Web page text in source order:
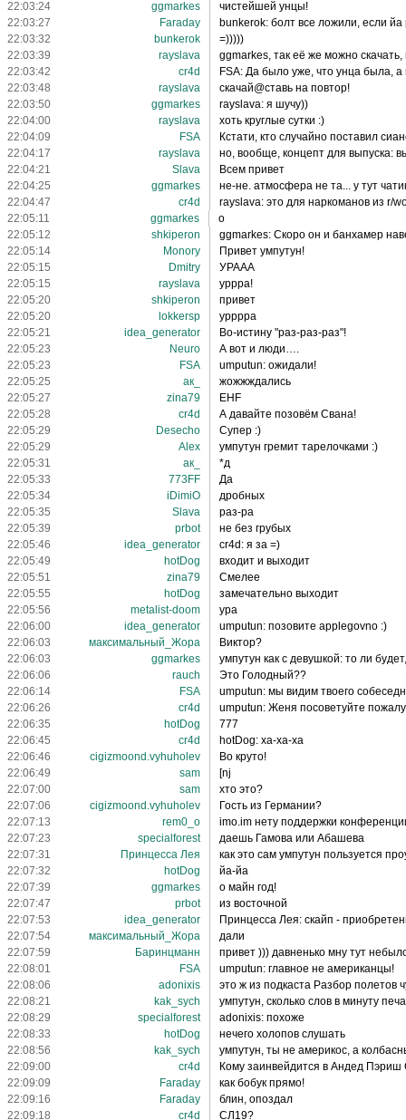
22:03:24
ggmarkes
чистейшей унцы!
22:03:27
Faraday
bunkerok: болт все ложили, если йа
22:03:32
bunkerok
=)))))
22:03:39
rayslava
ggmarkes, так её же можно скачать,
22:03:42
cr4d
FSA: Да было уже, что унца была,
22:03:48
rayslava
скачай@ставь на повтор!
22:03:50
ggmarkes
rayslava: я шучу))
22:04:00
rayslava
хоть круглые сутки :)
22:04:09
FSA
Кстати, кто случайно поставил
22:04:17
rayslava
но, вообще, концепт для выпуска:
22:04:21
Slava
Всем привет
22:04:25
ggmarkes
не-не. атмосфера не та... у тут
22:04:47
cr4d
rayslava: это для наркоманов из r/
22:05:11
ggmarkes
о
22:05:12
shkiperon
ggmarkes: Скоро он и банхамер
22:05:14
Monory
Привет умпутун!
22:05:15
Dmitry
УРААА
22:05:15
rayslava
уррра!
22:05:20
shkiperon
привет
22:05:20
lokkersp
урррра
22:05:21
idea_generator
Во-истину "раз-раз-раз"!
22:05:23
Neuro
А вот и люди….
22:05:23
FSA
umputun: ожидали!
22:05:25
ак_
жожжждались
22:05:27
zina79
EHF
22:05:28
cr4d
А давайте позовём Свана!
22:05:29
Desecho
Супер :)
22:05:29
Alex
умпутун гремит тарелочками :)
22:05:31
ак_
*д
22:05:33
773FF
Да
22:05:34
iDimiO
дробных
22:05:35
Slava
раз-ра
22:05:39
prbot
не без грубых
22:05:46
idea_generator
cr4d: я за =)
22:05:49
hotDog
входит и выходит
22:05:51
zina79
Смелее
22:05:55
hotDog
замечательно выходит
22:05:56
metalist-doom
ура
22:06:00
idea_generator
umputun: позовите applegovno :)
22:06:03
максимальный_Жора
Виктор?
22:06:03
ggmarkes
умпутун как с девушкой: то ли
22:06:06
rauch
Это Голодный??
22:06:14
FSA
umputun: мы видим твоего
22:06:26
cr4d
umputun: Женя посоветуйте
22:06:35
hotDog
777
22:06:45
cr4d
hotDog: ха-ха-ха
22:06:46
cigizmoond.vyhuholev
Во круто!
22:06:49
sam
[nj
22:07:00
sam
хто это?
22:07:06
cigizmoond.vyhuholev
Гость из Германии?
22:07:13
rem0_o
imo.im нету поддержки
22:07:23
specialforest
даешь Гамова или Абашева
22:07:31
Принцесса Лея
как это сам умпутун пользуется
22:07:32
hotDog
йа-йа
22:07:39
ggmarkes
о майн год!
22:07:47
prbot
из восточной
22:07:53
idea_generator
Принцесса Лея: скайп -
22:07:54
максимальный_Жора
дали
22:07:59
Баринцманн
привет ))) давненько мну тут
22:08:01
FSA
umputun: главное не американцы!
22:08:06
adonixis
это ж из подкаста Разбор полетов
22:08:21
kak_sych
умпутун, сколько слов в минуту
22:08:29
specialforest
adonixis: похоже
22:08:33
hotDog
нечего холопов слушать
22:08:56
kak_sych
умпутун, ты не америкос, а
22:09:00
cr4d
Кому заинвейдится в Андед
22:09:09
Faraday
как бобук прямо!
22:09:16
Faraday
блин, опоздал
22:09:18
cr4d СЛ19?